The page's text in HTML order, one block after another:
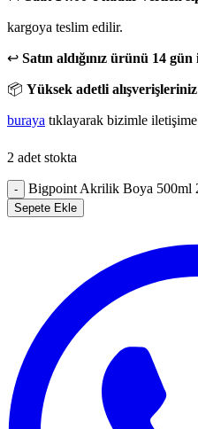
kargoya teslim edilir.
↩️ Satın aldığınız ürünü 14
📦 Yüksek adetli alışverişleriniz
buraya tıklayarak bizimle
2 adet stokta
- Bigpoint Akrilik Boya 500ml
Sepete Ekle